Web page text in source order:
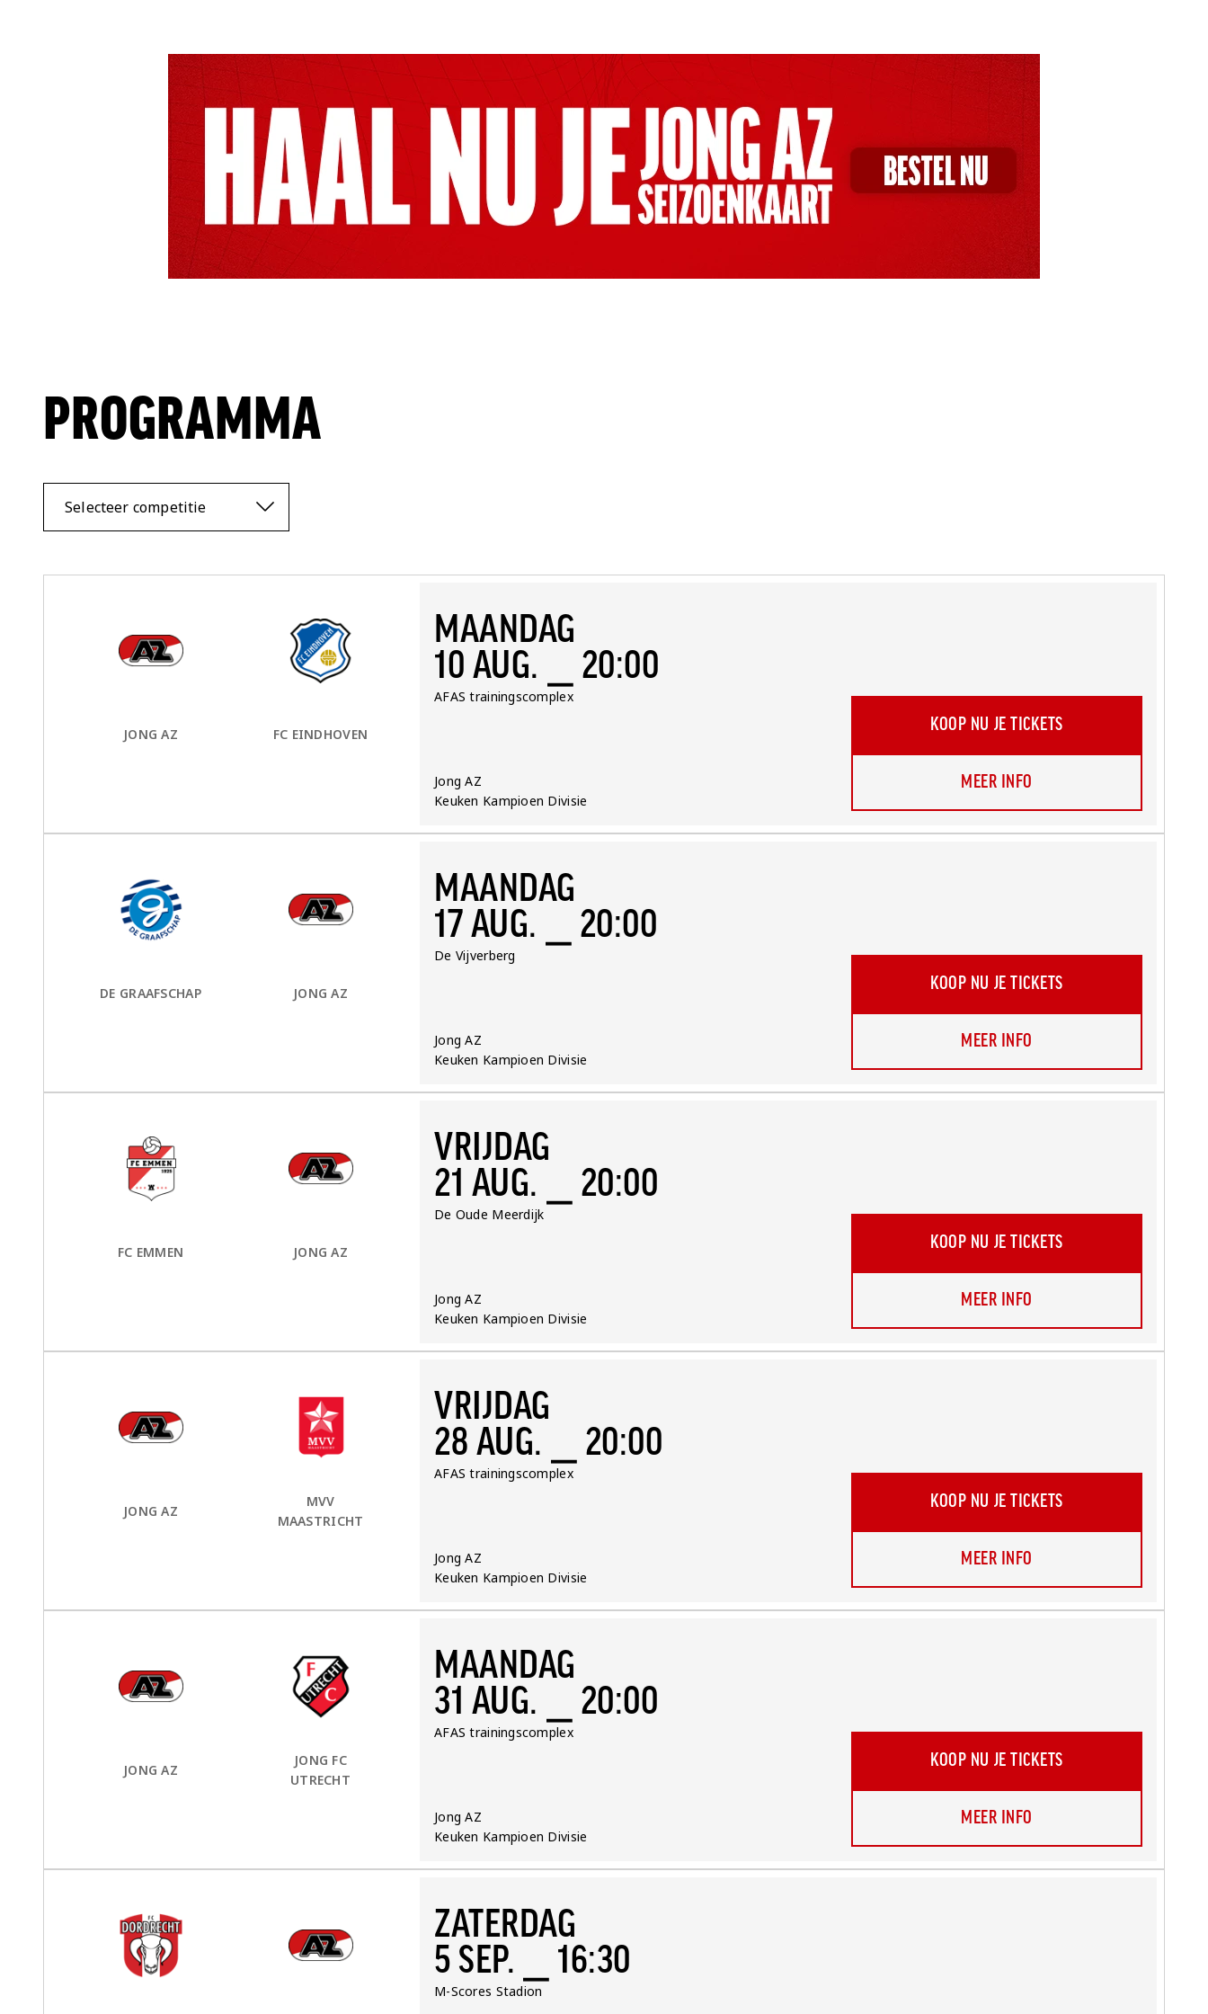
PROGRAMMA
Selecteer competitie
MAANDAG
10 AUG. ⎯ 20:00
Locatie:
AFAS trainingscomplex
Team:
Jong AZ
Competitie:
Keuken Kampioen Divisie
JONG AZ
Uit Team:
FC EINDHOVEN
KOOP NU JE TICKETS
MEER INFO
MAANDAG
17 AUG. ⎯ 20:00
Locatie:
De Vijverberg
Team:
Jong AZ
Competitie:
Keuken Kampioen Divisie
Thuis Team:
DE GRAAFSCHAP JONG AZ
KOOP NU JE TICKETS
MEER INFO
VRIJDAG
21 AUG. ⎯ 20:00
Locatie:
De Oude Meerdijk
Team:
Jong AZ
Competitie:
Keuken Kampioen Divisie
Thuis Team:
FC EMMEN JONG AZ
KOOP NU JE TICKETS
MEER INFO
VRIJDAG
28 AUG. ⎯ 20:00
Locatie:
AFAS trainingscomplex
Team:
Jong AZ
Competitie:
Keuken Kampioen Divisie
JONG AZ
Uit Team:
MVV
MAASTRICHT
KOOP NU JE TICKETS
MEER INFO
MAANDAG
31 AUG. ⎯ 20:00
Locatie:
AFAS trainingscomplex
Team:
Jong AZ
Competitie:
Keuken Kampioen Divisie
JONG AZ
Uit Team:
JONG FC
UTRECHT
KOOP NU JE TICKETS
MEER INFO
ZATERDAG
5 SEP. ⎯ 16:30
Locatie:
M-Scores Stadion
Thuis Team: